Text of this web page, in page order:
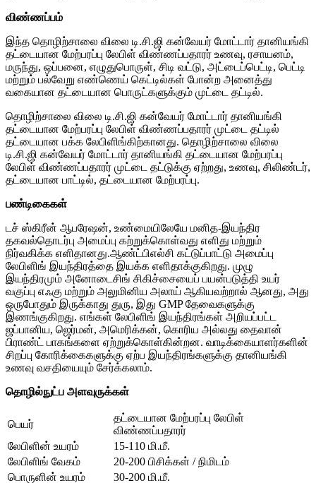
விண்ணப்பம்
இந்த தொழிற்சாலை விலை டி.சி.ஜி கன்வேயர் மோட்டார் தானியங்கி
தட்டையான மேற்பரப்பு லேபிள் விண்ணப்பதாரர் உணவு, ரசாயனம்,
மருந்து, ஒப்பனை, எழுதுபொருள், சிடி வட்டு, அட்டைப்பெட்டி, பெட்டி
மற்றும் பல்வேறு எண்ணெய் கெட்டில்கள் போன்ற அனைத்து
வகையான தட்டையான பொருட்களுக்கும் முட்டை தட்டில்.
தொழிற்சாலை விலை டி.சி.ஜி கன்வேயர் மோட்டார் தானியங்கி
தட்டையான மேற்பரப்பு லேபிள் விண்ணப்பதாரர் முட்டை தட்டில்
தட்டையான பக்க லேபிளிங்கிற்கானது. தொழிற்சாலை விலை
டி.சி.ஜி கன்வேயர் மோட்டார் தானியங்கி தட்டையான மேற்பரப்பு
லேபிள் விண்ணப்பதாரர் முட்டை தட்டுக்கு ஏற்றது, உணவு, சிலிண்டர்,
தட்டையான பாட்டில், தட்டையான மேற்பரப்பு.
பண்டிகைகள்
டச் ஸ்கிரீன் ஆபரேஷன், உண்மையிலேயே மனித-இயந்திர
தகவல்தொடர்பு அமைப்பு கற்றுக்கொள்வது எளிது மற்றும்
நிர்வகிக்க எளிதானது.ஆண்ட்பிஎல்சி கட்டுப்பாட்டு அமைப்பு
லேபிளிங் இயந்திரத்தை இயக்க எளிதாக்குகிறது. முழு
இயந்திரமும் அனோடைசிங் சிகிச்சையைப் பயன்படுத்தி உயர்
வகுப்பு எஃகு மற்றும் அலுமினிய அலாய் ஆகியவற்றால் ஆனது, அது
ஒருபோதும் இருக்காது துரு, இது GMP தேவைகளுக்கு
இணங்குகிறது. எங்கள் லேபிளிங் இயந்திரங்கள் அறியப்பட்ட
ஜப்பானிய, ஜெர்மன், அமெரிக்கன், கொரிய அல்லது தைவான்
பிராண்ட் பாகங்களை ஏற்றுக்கொள்கின்றன. வாடிக்கையாளர்களின்
சிறப்பு கோரிக்கைகளுக்கு ஏற்ப இயந்திரங்களுக்கு தானியங்கி
உணவு வசதியையும் சேர்க்கலாம்.
தொழில்நுட்ப அளவுருக்கள்
பெயர்
தட்டையான மேற்பரப்பு லேபிள்
விண்ணப்பதாரர்
லேபிளின் உயரம்
15-110 மி.மீ.
லேபிளிங் வேகம்
20-200 பிசிக்கள் / நிமிடம்
பொருளின் உயரம்
30-200 மி.மீ.